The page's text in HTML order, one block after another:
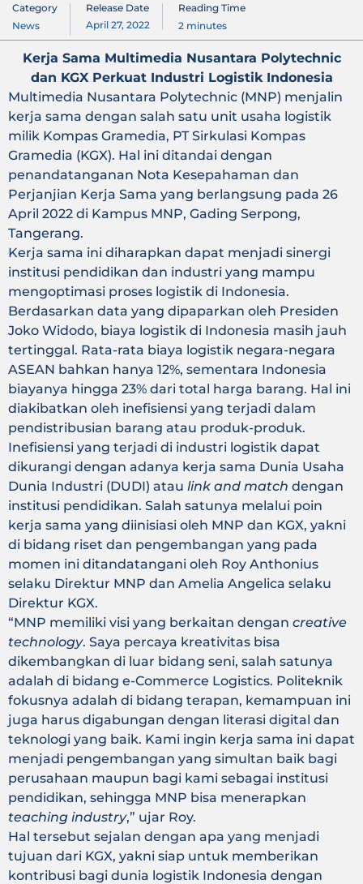
Category
News
Release Date
April 27, 2022
Reading Time
2 minutes
Kerja Sama Multimedia Nusantara Polytechnic
dan KGX Perkuat Industri Logistik Indonesia
Multimedia Nusantara Polytechnic (MNP) menjalin
kerja sama dengan salah satu unit usaha logistik
milik Kompas Gramedia, PT Sirkulasi Kompas
Gramedia (KGX). Hal ini ditandai dengan
penandatanganan Nota Kesepahaman dan
Perjanjian Kerja Sama yang berlangsung pada 26
April 2022 di Kampus MNP, Gading Serpong,
Tangerang.
Kerja sama ini diharapkan dapat menjadi sinergi
institusi pendidikan dan industri yang mampu
mengoptimasi proses logistik di Indonesia.
Berdasarkan data yang dipaparkan oleh Presiden
Joko Widodo, biaya logistik di Indonesia masih jauh
tertinggal. Rata-rata biaya logistik negara-negara
ASEAN bahkan hanya 12%, sementara Indonesia
biayanya hingga 23% dari total harga barang. Hal ini
diakibatkan oleh inefisiensi yang terjadi dalam
pendistribusian barang atau produk-produk.
Inefisiensi yang terjadi di industri logistik dapat
dikurangi dengan adanya kerja sama Dunia Usaha
Dunia Industri (DUDI) atau link and match dengan
institusi pendidikan. Salah satunya melalui poin
kerja sama yang diinisiasi oleh MNP dan KGX, yakni
di bidang riset dan pengembangan yang pada
momen ini ditandatangani oleh Roy Anthonius
selaku Direktur MNP dan Amelia Angelica selaku
Direktur KGX.
“MNP memiliki visi yang berkaitan dengan creative
technology. Saya percaya kreativitas bisa
dikembangkan di luar bidang seni, salah satunya
adalah di bidang e-Commerce Logistics. Politeknik
fokusnya adalah di bidang terapan, kemampuan ini
juga harus digabungan dengan literasi digital dan
teknologi yang baik. Kami ingin kerja sama ini dapat
menjadi pengembangan yang simultan baik bagi
perusahaan maupun bagi kami sebagai institusi
pendidikan, sehingga MNP bisa menerapkan
teaching industry,” ujar Roy.
Hal tersebut sejalan dengan apa yang menjadi
tujuan dari KGX, yakni siap untuk memberikan
kontribusi bagi dunia logistik Indonesia dengan